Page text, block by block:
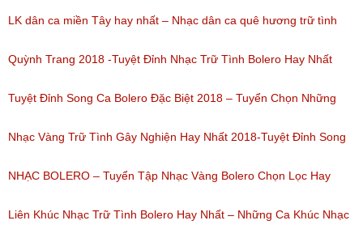
Bolero
(Lượt nghe: 80)
LK dân ca miền Tây hay nhất – Nhạc dân ca quê hương trữ tình
miền tây hay nhất
(Lượt nghe: 184)
Quỳnh Trang 2018 -Tuyệt Đỉnh Nhạc Trữ Tình Bolero Hay Nhất
Của Quỳnh Trang 2018
(Lượt nghe: 155)
Tuyệt Đỉnh Song Ca Bolero Đặc Biệt 2018 – Tuyển Chọn Những
Bài Hát Song Ca Nhạc Vàng Bolero Hay Nhất
(Lượt nghe: 218)
Nhạc Vàng Trữ Tình Gây Nghiện Hay Nhất 2018-Tuyệt Đỉnh Song
Ca Thiên Quang Quỳnh Trang Ngọt Ngào
(Lượt nghe: 219)
NHẠC BOLERO – Tuyển Tập Nhạc Vàng Bolero Chọn Lọc Hay
Nhất / Tuyệt Đỉnh Bolero
Liên Khúc Nhạc Trữ Tình Bolero Hay Nhất – Những Ca Khúc Nhạc